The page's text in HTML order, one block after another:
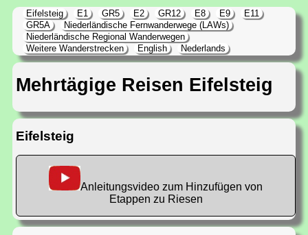
Eifelsteig E1 GR5 E2 GR12 E8 E9
E11
GR5A
Niederländische Fernwanderwege (LAWs)
Niederländische Regional Wanderwegen
Weitere Wanderstrecken
English Nederlands
Mehrtägige Reisen Eifelsteig
Eifelsteig
Anleitungsvideo zum Hinzufügen von
Etappen zu Riesen